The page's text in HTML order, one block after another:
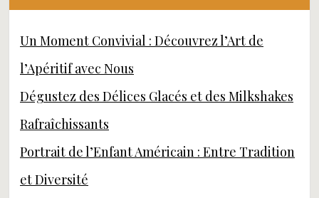
Un Moment Convivial : Découvrez l’Art de
l’Apéritif avec Nous
Dégustez des Délices Glacés et des Milkshakes
Rafraîchissants
Portrait de l’Enfant Américain : Entre Tradition
et Diversité